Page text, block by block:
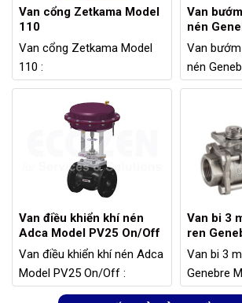
400ºC
Van cổng Zetkama Model
110 :
Model: 110
Chất liệu: Gang
Kích thước: DN40 - DN300
Áp suất hoạt động tối đa:
Nhiệt độ hoạt động tối đa:
Van
nén
Model:
Vật liệu:
Kích
Khí
Áp suất
Nhiệt
180°C
Van điều khiển khí nén
Adca Model PV25 On/Off
Van điều khiển khí nén Adca
Model PV25 On/Off :
Model: PV25 On/Off
Chất liệu: Gang/ Thép không
gỉ
Van bi 3
ren
2025C
Van bi 3
Genebre
Model:
Vật liệu
(316)
XEM TẤT CẢ SẢN PHẨM